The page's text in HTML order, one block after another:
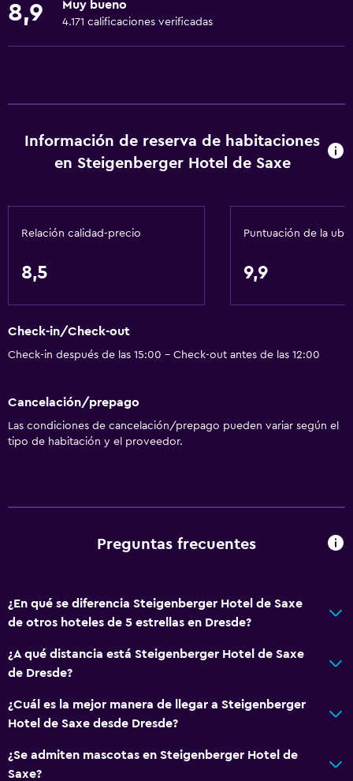
Espacio de almacenamiento
Vista a una calle tranquila
Habitaciones insonorizadas
Insonorización
Servicios básicos
Extinguidor
Aire acondicionado
Papeleras
Accesibilidad y adecuación
Hipoalergénico
Mascotas permitidas bajo consulta (pueden aplicar cargos
8,9 Muy bueno
4.171 calificaciones verificadas
Información de reserva de habitaciones
en Steigenberger Hotel de Saxe
Relación calidad-precio
8,5
Puntuación de la
9,9
Check-in/Check-out
Check-in después de las 15:00 - Check-out antes de las 12:00
Cancelación/prepago
Las condiciones de cancelación/prepago pueden variar según el
tipo de habitación y el proveedor.
Preguntas frecuentes
¿En qué se diferencia Steigenberger Hotel de Saxe
de otros hoteles de 5 estrellas en Dresde?
¿A qué distancia está Steigenberger Hotel de Saxe
de Dresde?
¿Cuál es la mejor manera de llegar a Steigenberger
Hotel de Saxe desde Dresde?
¿Se admiten mascotas en Steigenberger Hotel de
Saxe?